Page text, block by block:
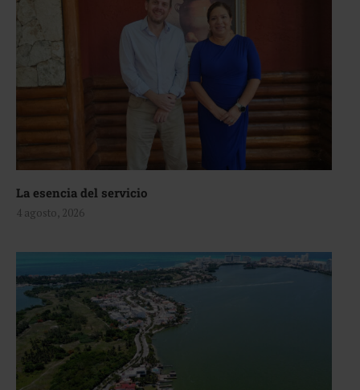
La esencia del servicio
4 agosto, 2026